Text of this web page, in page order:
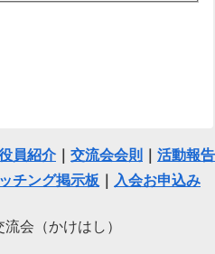
員紹介｜ 交流会会則
活動報告
チング掲示板 入会お申込み
会（かけはし）